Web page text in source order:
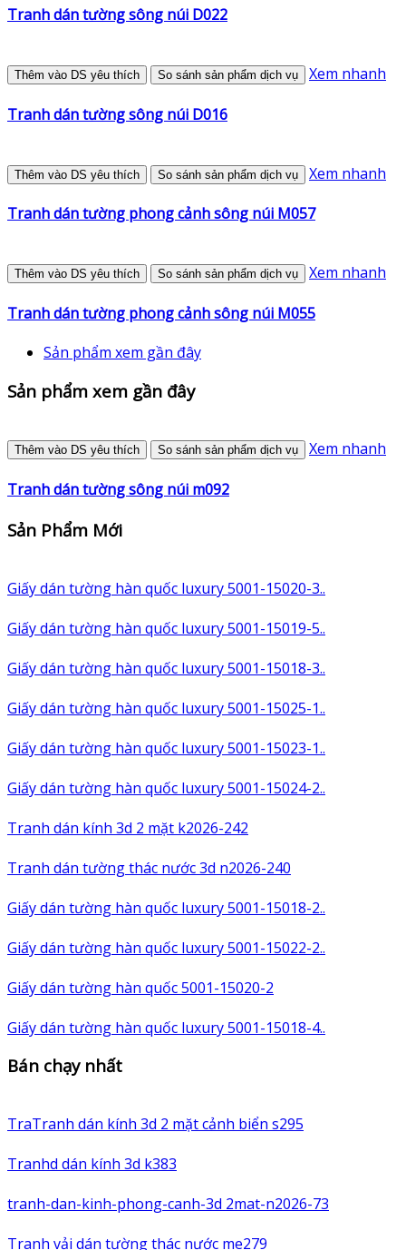
Tranh dán tường sông núi D022
Thêm vào DS yêu thích So sánh sản phẩm dịch vụ Xem nhanh
Tranh dán tường sông núi D016
Thêm vào DS yêu thích So sánh sản phẩm dịch vụ Xem nhanh
Tranh dán tường phong cảnh sông núi M057
Thêm vào DS yêu thích So sánh sản phẩm dịch vụ Xem nhanh
Tranh dán tường phong cảnh sông núi M055
Sản phẩm xem gần đây
Sản phẩm xem gần đây
Thêm vào DS yêu thích So sánh sản phẩm dịch vụ Xem nhanh
Tranh dán tường sông núi m092
Sản Phẩm Mới
Giấy dán tường hàn quốc luxury 5001-15020-3..
Giấy dán tường hàn quốc luxury 5001-15019-5..
Giấy dán tường hàn quốc luxury 5001-15018-3..
Giấy dán tường hàn quốc luxury 5001-15025-1..
Giấy dán tường hàn quốc luxury 5001-15023-1..
Giấy dán tường hàn quốc luxury 5001-15024-2..
Tranh dán kính 3d 2 mặt k2026-242
Tranh dán tường thác nước 3d n2026-240
Giấy dán tường hàn quốc luxury 5001-15018-2..
Giấy dán tường hàn quốc luxury 5001-15022-2..
Giấy dán tường hàn quốc 5001-15020-2
Giấy dán tường hàn quốc luxury 5001-15018-4..
Bán chạy nhất
TraTranh dán kính 3d 2 mặt cảnh biển s295
Tranhd dán kính 3d k383
tranh-dan-kinh-phong-canh-3d 2mat-n2026-73
Tranh vải dán tường thác nước me279